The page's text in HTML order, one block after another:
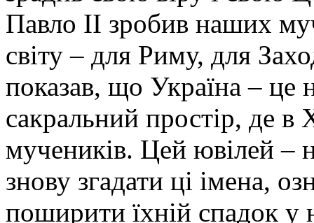
Павло II зробив наших
світу – для Риму, для
показав, що Україна – це
сакральний простір, де в
мучеників. Цей ювілей –
знову згадати ці імена,
поширити їхній спадок у